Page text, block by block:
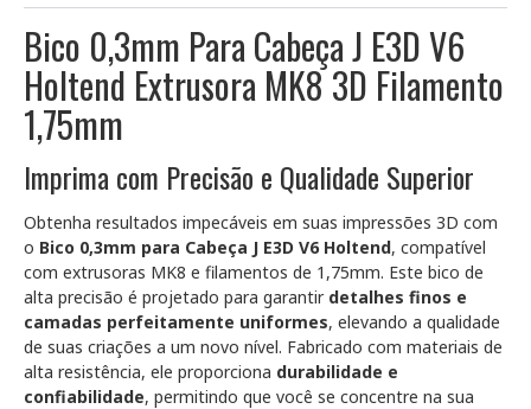
Bico 0,3mm Para Cabeça J E3D V6
Holtend Extrusora MK8 3D Filamento
1,75mm
Imprima com Precisão e Qualidade Superior
Obtenha resultados impecáveis em suas impressões 3D com
o Bico 0,3mm para Cabeça J E3D V6 Holtend, compatível
com extrusoras MK8 e filamentos de 1,75mm. Este bico de
alta precisão é projetado para garantir detalhes finos e
camadas perfeitamente uniformes, elevando a qualidade
de suas criações a um novo nível. Fabricado com materiais de
alta resistência, ele proporciona durabilidade e
confiabilidade, permitindo que você se concentre na sua